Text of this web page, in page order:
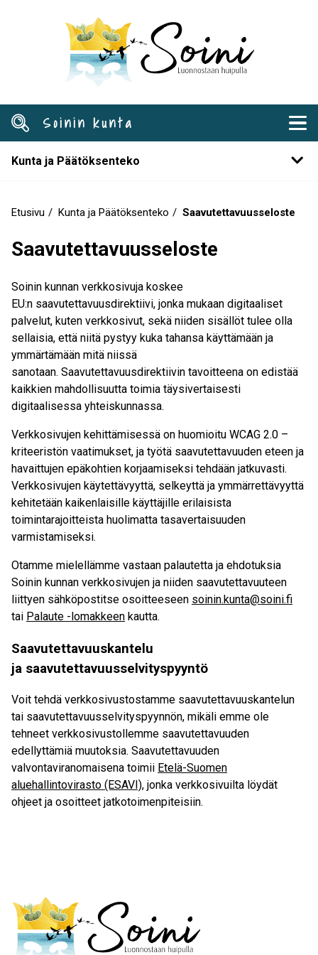
Soinin kunta
Kunta ja Päätöksenteko
Etusivu Kunta ja Päätöksenteko Saavutettavuusseloste
Saavutettavuusseloste
Soinin kunnan verkkosivuja koskee
EU:n saavutettavuusdirektiivi, jonka mukaan digitaaliset
palvelut, kuten verkkosivut, sekä niiden sisällöt tulee olla
sellaisia, että niitä pystyy kuka tahansa käyttämään ja
ymmärtämään mitä niissä
sanotaan. Saavutettavuusdirektiivin tavoitteena on edistää
kaikkien mahdollisuutta toimia täysivertaisesti
digitaalisessa yhteiskunnassa.
Verkkosivujen kehittämisessä on huomioitu WCAG 2.0 –
kriteeristön vaatimukset, ja työtä saavutettavuuden eteen ja
havaittujen epäkohtien korjaamiseksi tehdään jatkuvasti.
Verkkosivujen käytettävyyttä, selkeyttä ja ymmärrettävyyttä
kehitetään kaikenlaisille käyttäjille erilaisista
toimintarajoitteista huolimatta tasavertaisuuden
varmistamiseksi.
Otamme mielellämme vastaan palautetta ja ehdotuksia
Soinin kunnan verkkosivujen ja niiden saavutettavuuteen
liittyen sähköpostitse osoitteeseen soinin.kunta@soini.fi
tai Palaute -lomakkeen kautta.
Saavutettavuuskantelu
ja saavutettavuusselvityspyyntö
Voit tehdä verkkosivustostamme saavutettavuuskantelun
tai saavutettavuusselvityspyynnön, mikäli emme ole
tehneet verkkosivustollemme saavutettavuuden
edellyttämiä muutoksia. Saavutettavuuden
valvontaviranomaisena toimii Etelä-Suomen
aluehallintovirasto (ESAVI), jonka verkkosivuilta löydät
ohjeet ja osoitteet jatkotoimenpiteisiin.